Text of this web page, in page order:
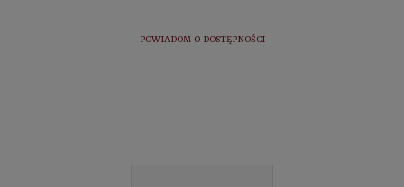
POWIADOM O DOSTĘPNOŚCI